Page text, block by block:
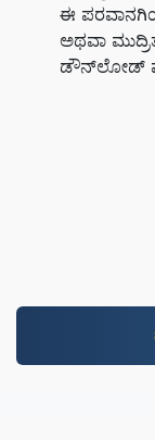
ಈ
ಅಥವಾ
ಡೌನ್‌ಲೋಡ್